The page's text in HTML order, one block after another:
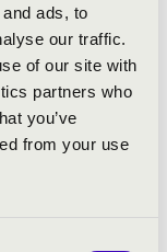
ads, to
our traffic.
of our site with
partners who
you’ve
from your use
magyarság
munkássága
Kárpátalján és